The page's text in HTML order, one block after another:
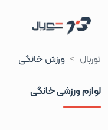
توربال
ورزش خانگی
لوازم ورزشی خانگی